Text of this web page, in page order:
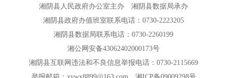
湘阴县人民政府办公室主办
湘阴县数据局承办
湘阴县政府办值班室联系电话：0730-2223205
湘阴县数据局联系电话：0730-2260199
湘公网安备43062402000173号
湘阴县互联网违法和不良信息举报电话：0730-2115669